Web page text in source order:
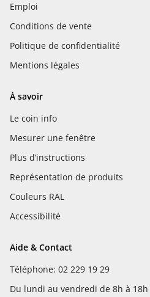
Emploi
Conditions de vente
Politique de confidentialité
Mentions légales
À savoir
Le coin info
Mesurer une fenêtre
Plus d’instructions
Représentation de produits
Couleurs RAL
Accessibilité
Aide & Contact
Téléphone: 02 229 19 29
Du lundi au vendredi de 8h à 18h